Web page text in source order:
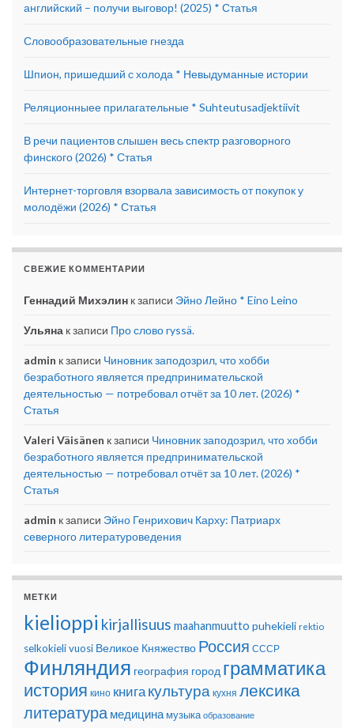
английский – получи выговор! (2025) * Статья
Словообразовательные гнезда
Шпион, пришедший с холода * Невыдуманные истории
Реляционныее прилагательные * Suhteutusadjektiivit
В речи пациентов слышен весь спектр разговорного
финского (2026) * Статья
Интернет-торговля взорвала зависимость от покупок у
молодёжи (2026) * Статья
СВЕЖИЕ КОММЕНТАРИИ
Геннадий Михэлин к записи Эйно Лейно * Eino Leino
Ульяна к записи Про слово ryssä.
admin к записи Чиновник заподозрил, что хобби
безработного является предпринимательской
деятельностью — потребовал отчёт за 10 лет. (2026) *
Статья
Valeri Väisänen к записи Чиновник заподозрил, что хобби
безработного является предпринимательской
деятельностью — потребовал отчёт за 10 лет. (2026) *
Статья
admin к записи Эйно Генрихович Карху: Патриарх
северного литературоведения
МЕТКИ
kielioppi kirjallisuus maahanmuutto puhekieli rektio
selkokielivuosi Великое Княжество Россия СССР
Финляндия география город грамматика
история кино книгакультура кухня лексика
литература медицина музыка образование